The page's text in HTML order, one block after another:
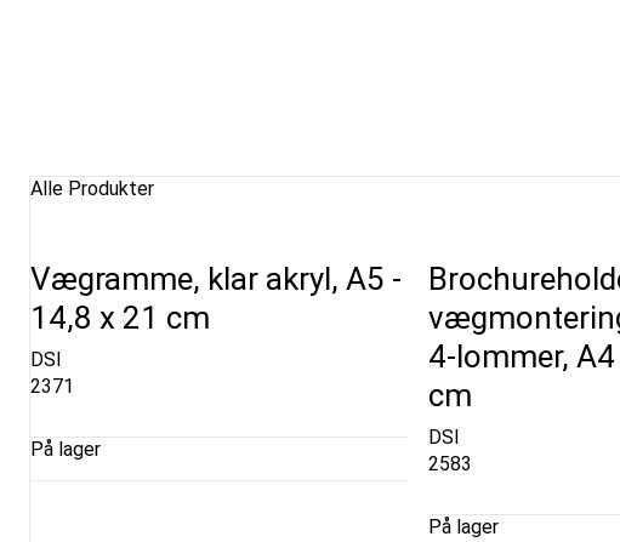
Alle Produkter
Vægramme, klar akryl, A5 -
14,8 x 21 cm
DSI
2371
På lager
4-lommer,
cm
DSI
2583
På lager